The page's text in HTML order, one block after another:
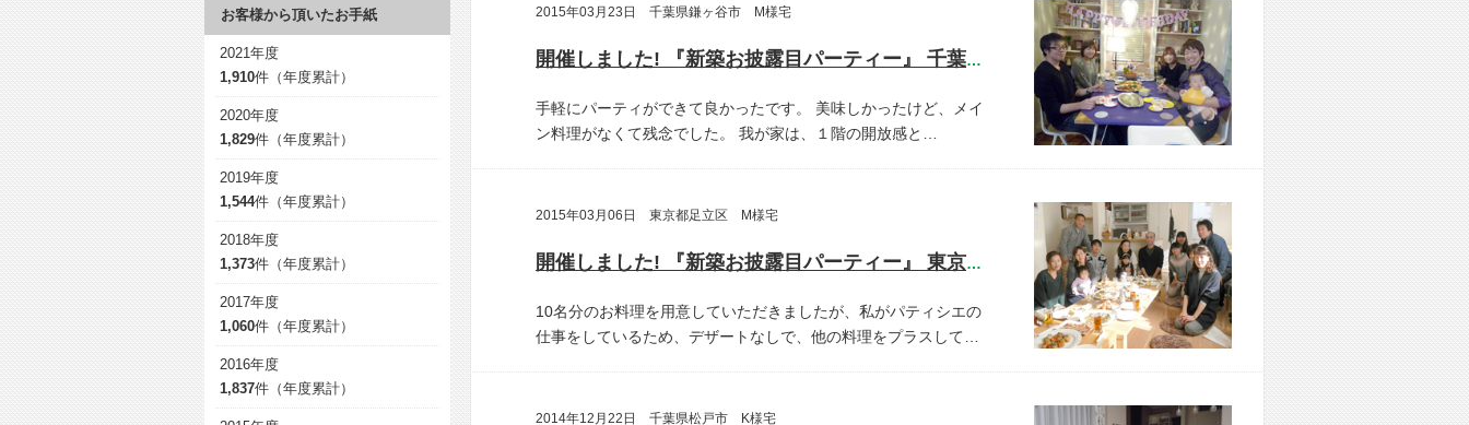
2015年03月23日 千葉県鎌ヶ谷市 M様宅
開催しました! 『新築お披露目パーティー』 千葉県鎌ヶ谷市 M様宅
手軽にパーティができて良かったです。
美味しかったけど、メイ
ン料理がなくて残念でした。
我が家は、１階の開放感と…
2015年03月06日 東京都足立区 M様宅
開催しました! 『新築お披露目パーティー』 東京都足立区 M様宅
10名分のお料理を用意していただきましたが、私がパティシエの
仕事をしているため、デザートなしで、他の料理をプラスして…
2014年12月22日 千葉県松戸市 K様宅
お客様から頂いたお手紙
2021年度
1,910件（年度累計）
2020年度
1,829件（年度累計）
2019年度
1,544件（年度累計）
2018年度
1,373件（年度累計）
2017年度
1,060件（年度累計）
2016年度
1,837件（年度累計）